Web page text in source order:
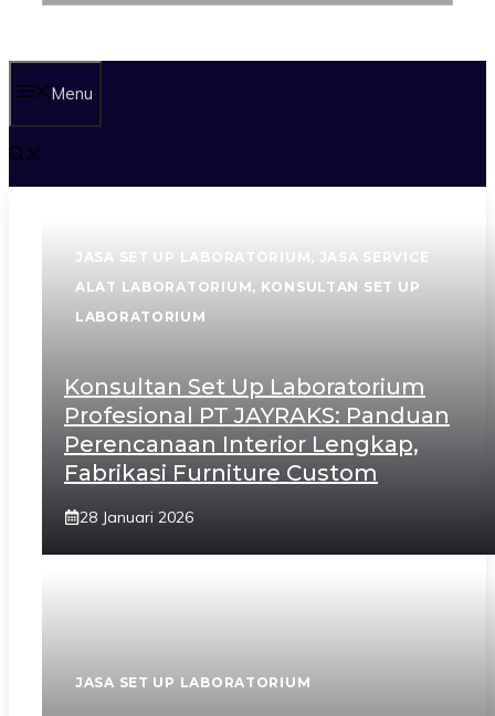
Menu
JASA SET UP LABORATORIUM , JASA SERVICE
ALAT LABORATORIUM, KONSULTAN SET UP
LABORATORIUM
Konsultan Set Up Laboratorium
Profesional PT JAYRAKS: Panduan
Perencanaan Interior Lengkap,
Fabrikasi Furniture Custom
28 Januari 2026
JASA SET UP LABORATORIUM